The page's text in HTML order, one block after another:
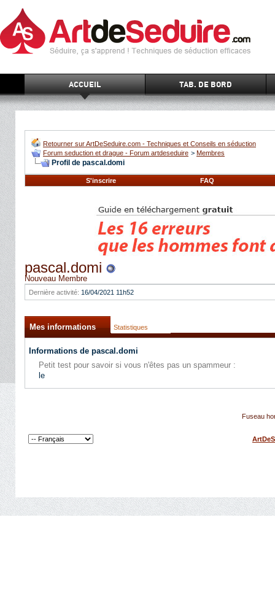
ACCUEIL TAB. DE BORD
Retourner sur ArtDeSeduire.com - Techniques et Conseils en séduction
Forum seduction et drague - Forum artdeseduire > Membres
Profil de pascal.domi
S'inscrire FAQ
pascal.domi
Nouveau Membre
Dernière activité: 16/04/2021 11h52
Mes informations Statistiques
Informations de pascal.domi
Petit test pour savoir si vous n'êtes pas un spammeur :
le
Fuseau